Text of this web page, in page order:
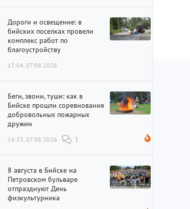
Дороги и освещение: в
бийских поселках провели
комплекс работ по
благоустройству
17:04, 07.08.2026
Беги, звони, туши: как в
Бийске прошли соревнования
добровольных пожарных
дружин
16:33, 07.08.2026 1
8 августа в Бийске на
Петровском бульваре
отпразднуют День
физкультурника